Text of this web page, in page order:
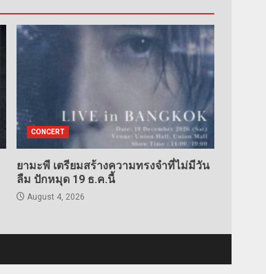
CONCERT
ยามะพี เตรียมสร้างความทรงจำที่ไม่มีวัน
ลืม ปักหมุด 19 ธ.ค.นี้
August 4, 2026